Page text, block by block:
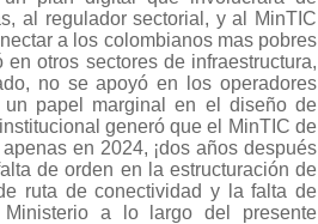
al regulador sectorial, y al MinTIC
a los colombianos mas pobres
otros sectores de infraestructura,
no se apoyó en los operadores
papel marginal en el diseño de
generó que el MinTIC de
en 2024, ¡dos años después
de orden en la estructuración de
ruta de conectividad y la falta de
a lo largo del presente